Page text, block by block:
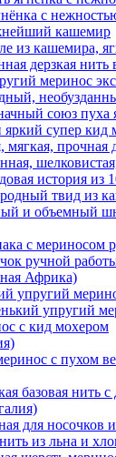
с
кашемир
из кашемира,
дерзкая
меринос
союз пуха
супер кид
мягкая, прочная
история из
твид из
и объемный
с мериносом
ручной
Африка)
упругий
упругий
с кид мохером
с пухом
базовая нить
для носочков
из льна и